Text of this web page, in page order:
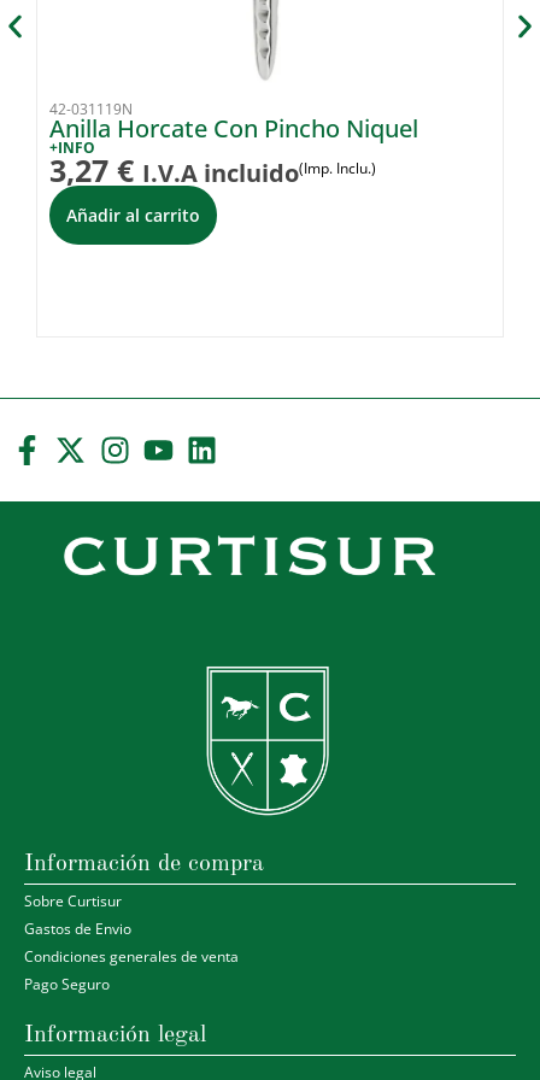
42-031119N
Anilla Horcate Con Pincho Niquel
+INFO
3,27 € I.V.A incluido(Imp. Inclu.)
Añadir al carrito
Información de compra
Sobre Curtisur
Gastos de Envio
Condiciones generales de venta
Pago Seguro
Información legal
Aviso legal